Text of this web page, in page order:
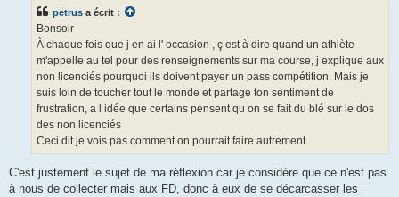
petrus a écrit :
Bonsoir
À chaque fois que j en ai l' occasion , ç est à dire quand un athlète
m'appelle au tel pour des renseignements sur ma course, j explique aux
non licenciés pourquoi ils doivent payer un pass compétition. Mais je
suis loin de toucher tout le monde et partage ton sentiment de
frustration, a l idée que certains pensent qu on se fait du blé sur le dos
des non licenciés
Ceci dit je vois pas comment on pourrait faire autrement...
C'est justement le sujet de ma réflexion car je considère que ce n'est pas
à nous de collecter mais aux FD, donc à eux de se décarcasser les